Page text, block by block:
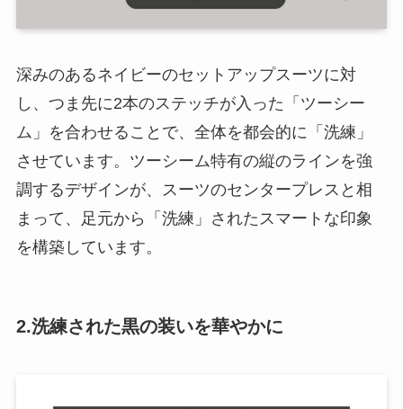
深みのあるネイビーのセットアップスーツに対
し、つま先に2本のステッチが入った「ツーシー
ム」を合わせることで、全体を都会的に「洗練」
させています。ツーシーム特有の縦のラインを強
調するデザインが、スーツのセンタープレスと相
まって、足元から「洗練」されたスマートな印象
を構築しています。
2.洗練された黒の装いを華やかに